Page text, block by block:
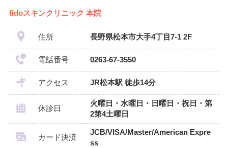
fidoスキンクリニック 本院
住所 長野県松本市大手4丁目7-1 2F
電話番号 0263-67-3550
アクセス JR松本駅 徒歩14分
休診日
火曜日・水曜日・日曜日・祝日・第
2第4土曜日
カード決済
JCB/VISA/Master/American Expre
ss